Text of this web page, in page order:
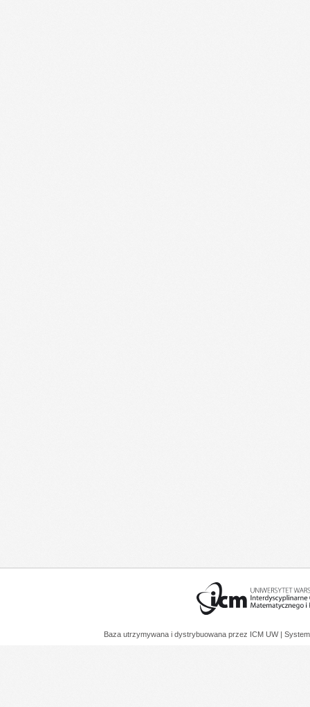
Baza utrzymywana i dystrybuowana przez ICM UW |